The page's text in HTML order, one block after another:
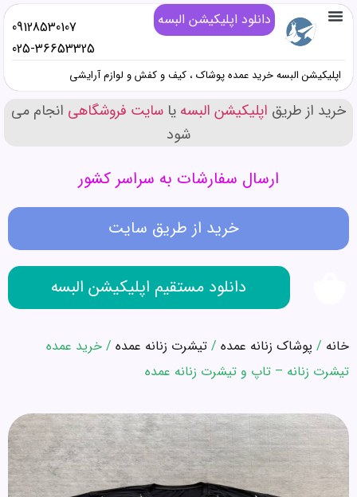
دانلود اپلیکیشن البسه
025-36653325
09128530107
اپلیکیشن البسه خرید عمده پوشاک ، کیف و کفش و لوازم آرایشی
خرید از طریق اپلیکیشن البسه یا سایت فروشگاهی انجام می
شود
ارسال سفارشات به سراسر کشور
خرید از طریق سایت
دانلود مستقیم اپلیکیشن البسه
خانه / پوشاک زنانه عمده / تیشرت زنانه عمده / خرید عمده
تیشرت زنانه – تاپ و تیشرت زنانه عمده